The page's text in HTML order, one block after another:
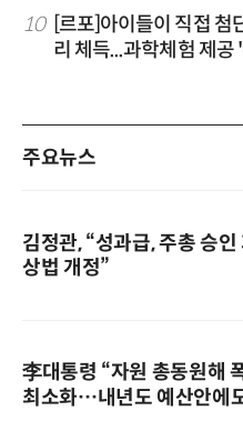
10
[르포]아이들이 직접 첨
리 체득...과학체험 제
주요뉴스
김정관, “성과급, 주총 승
상법 개정”
李대통령 “자원 총동원해
최소화…내년도 예산안에